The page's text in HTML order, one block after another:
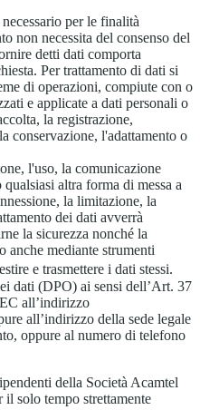
per le finalità
non necessita del consenso del
detti dati comporta
Per trattamento di dati si
di operazioni, compiute con o
e applicate a dati personali o
la registrazione,
conservazione, l'adattamento o
l'uso, la comunicazione
altra forma di messa a
la limitazione, la
dei dati avverrà
la sicurezza nonché la
anche mediante strumenti
e trasmettere i dati stessi.
dati (DPO) ai sensi dell’Art. 37
all’indirizzo
all’indirizzo della sede legale
oppure al numero di telefono
della Società Acamtel
solo tempo strettamente